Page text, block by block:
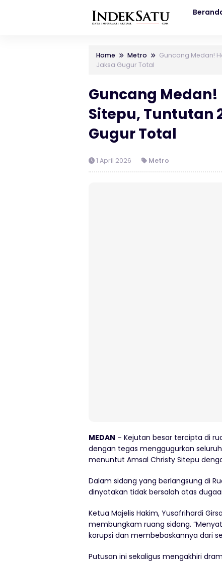
Home Metro
Guncang Medan!
Jaksa Gugur Total
Guncang
Sitepu, Tuntutan
Gugur Total
1 April 2026 Metro
MEDAN – Kejutan besar tercipta di
dengan tegas menggugurkan
menuntut Amsal Christy Sitepu
Dalam sidang yang berlangsung di
dinyatakan tidak bersalah atas
Ketua Majelis Hakim, Yusafrihardi
membungkam ruang sidang.
korupsi dan membebaskannya dari
Putusan ini sekaligus mengakhiri